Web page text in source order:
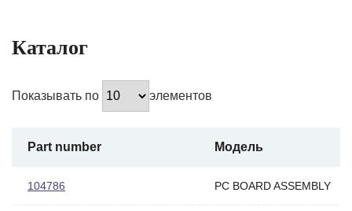
Каталог
Показывать по элементов
Part number Модель
104786 PC BOARD ASSEMBLY